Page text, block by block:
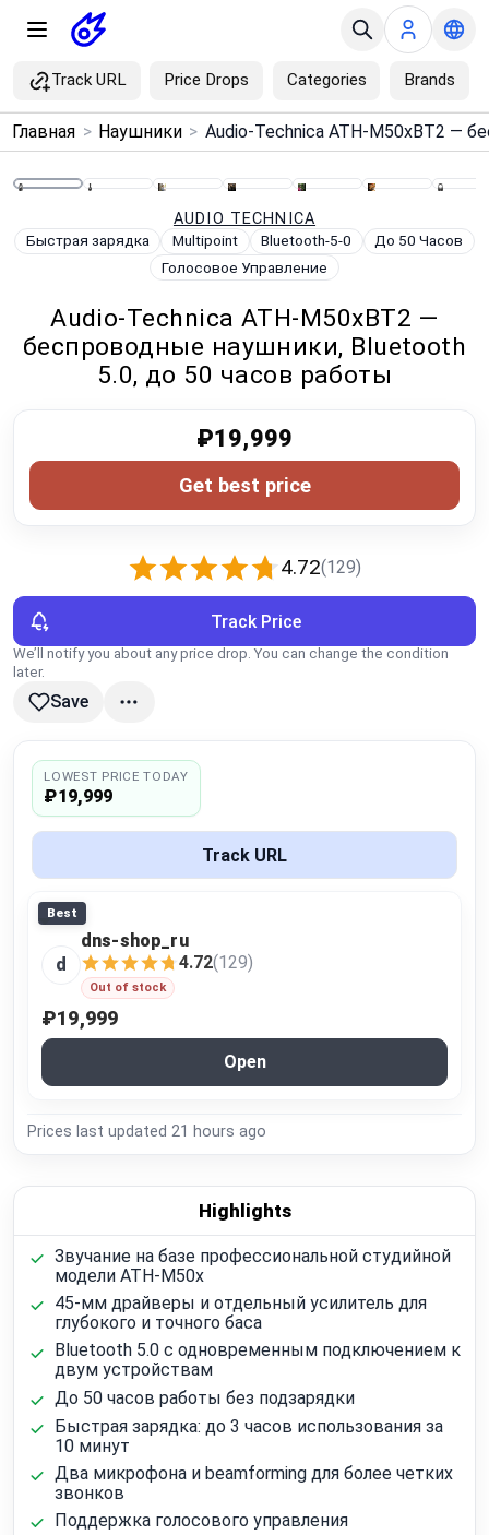
Track URL Price Drops Categories Brands
Menu ×
Price Drops
Categories
Global Price Tracker
Compare
Plans & Pricing
Log in
Главная > Наушники >
AUDIO TECHNICA
Быстрая зарядка Multipoint Bluetooth-5-0
До 50 Часов
Голосовое Управление
Audio-Technica ATH-M50xBT2 —
беспроводные наушники, Bluetooth
5.0, до 50 часов работы
4.72(129)
₽19,999
Get best price
Track Price
We’ll notify you about any price drop. You can change the condition
later.
Save
LOWEST PRICE TODAY
₽19,999
Track URL
Best
d
dns-shop_ru
4.72(129)
Out of stock
₽19,999
Open
Prices last updated 21 hours ago
Highlights
Звучание на базе профессиональной студийной
модели ATH-M50x
45-мм драйверы и отдельный усилитель для
глубокого и точного баса
Bluetooth 5.0 с одновременным подключением к
двум устройствам
До 50 часов работы без подзарядки
Быстрая зарядка: до 3 часов использования за
10 минут
Два микрофона и beamforming для более четких
звонков
Поддержка голосового управления